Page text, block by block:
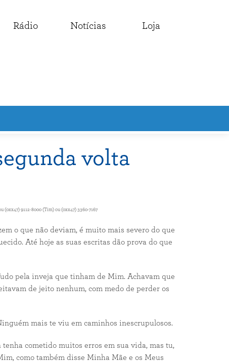
Rádio Notícias Loja
volta
9112-8000 (Tim) ou (0xx47) 3360-7167
o que não deviam, é muito mais severo do que
Até hoje as suas escritas dão prova do que
pela inveja que tinham de Mim. Achavam que
de jeito nenhum, com medo de perder os
mais te viu em caminhos inescrupulosos.
cometido muitos erros em sua vida, mas tu,
como também disse Minha Mãe e os Meus